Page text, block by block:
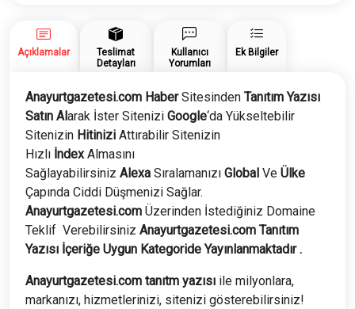
Açıklamalar
Teslimat
Detayları
Kullanıcı
Yorumları
Ek Bilgiler
Anayurtgazetesi.com HaberSitesinden Tanıtım Yazısı
Satın Alarak İster Sitenizi Google‘da Yükseltebilir
Sitenizin Hitinizi Attırabilir Sitenizin
Hızlı İndexAlmasını
Sağlayabilirsiniz Alexa Sıralamanızı Global Ve Ülke
Çapında Ciddi Düşmenizi Sağlar.
Anayurtgazetesi.com Üzerinden İstediğiniz Domaine
Teklif Verebilirsiniz Anayurtgazetesi.com Tanıtım
Yazısı İçeriğe Uygun Kategoride Yayınlanmaktadır .
Anayurtgazetesi.com tanıtm yazısı ile milyonlara,
markanızı, hizmetlerinizi, sitenizi gösterebilirsiniz!